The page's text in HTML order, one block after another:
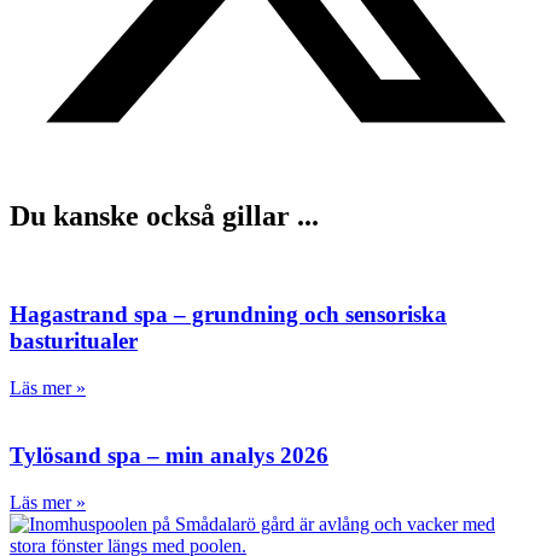
Du kanske också gillar ...
Hagastrand spa – grundning och sensoriska
basturitualer
Läs mer »
Tylösand spa – min analys 2026
Läs mer »